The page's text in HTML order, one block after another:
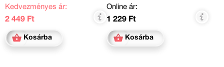
Kedvezményes ár:
2 449 Ft
Kosárba
Online ár:
1 229 Ft
Kosárba